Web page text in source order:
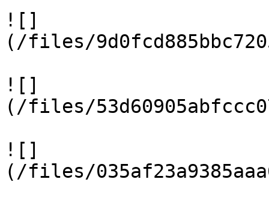
![]
(/files/
![]
(/files/
![]
(/files/